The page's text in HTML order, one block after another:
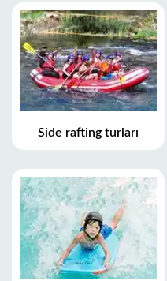
Side rafting turları